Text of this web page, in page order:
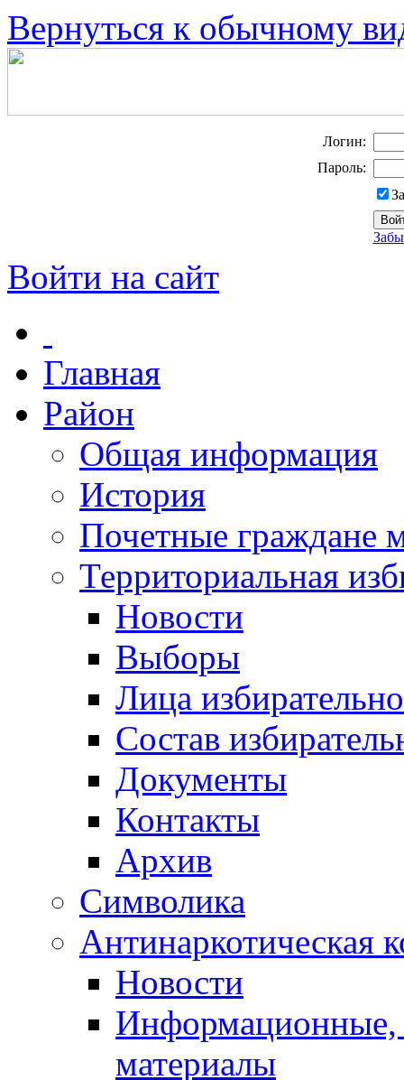
Вернуться к обычному
Логин:
Пароль:
Войти на сайт
Главная
Район
Общая информация
История
Почетные граждане
Территориальная
Новости
Выборы
Лица
Состав
Документы
Контакты
Архив
Символика
Антинаркотическая
Новости
Информационные,
материалы